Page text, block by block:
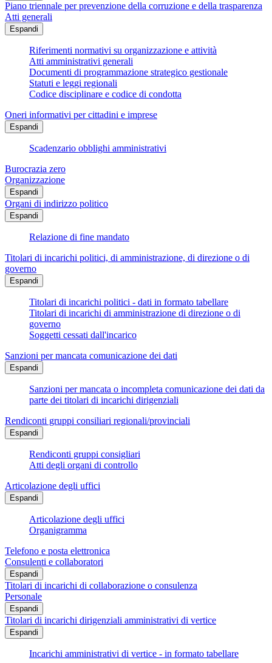
Piano triennale per prevenzione della corruzione e della trasparenza
Atti generali
Espandi
Riferimenti normativi su organizzazione e attività
Atti amministrativi generali
Documenti di programmazione strategico gestionale
Statuti e leggi regionali
Codice disciplinare e codice di condotta
Oneri informativi per cittadini e imprese
Espandi
Scadenzario obblighi amministrativi
Burocrazia zero
Organizzazione
Espandi
Organi di indirizzo politico
Espandi
Relazione di fine mandato
Titolari di incarichi politici, di amministrazione, di direzione o di
governo
Espandi
Titolari di incarichi politici - dati in formato tabellare
Titolari di incarichi di amministrazione di direzione o di
governo
Soggetti cessati dall'incarico
Sanzioni per mancata comunicazione dei dati
Espandi
Sanzioni per mancata o incompleta comunicazione dei dati da
parte dei titolari di incarichi dirigenziali
Rendiconti gruppi consiliari regionali/provinciali
Espandi
Rendiconti gruppi consigliari
Atti degli organi di controllo
Articolazione degli uffici
Espandi
Articolazione degli uffici
Organigramma
Telefono e posta elettronica
Consulenti e collaboratori
Espandi
Titolari di incarichi di collaborazione o consulenza
Personale
Espandi
Titolari di incarichi dirigenziali amministrativi di vertice
Espandi
Incarichi amministrativi di vertice - in formato tabellare